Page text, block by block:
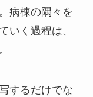
病棟の隅々を
いく過程は、
するだけでな